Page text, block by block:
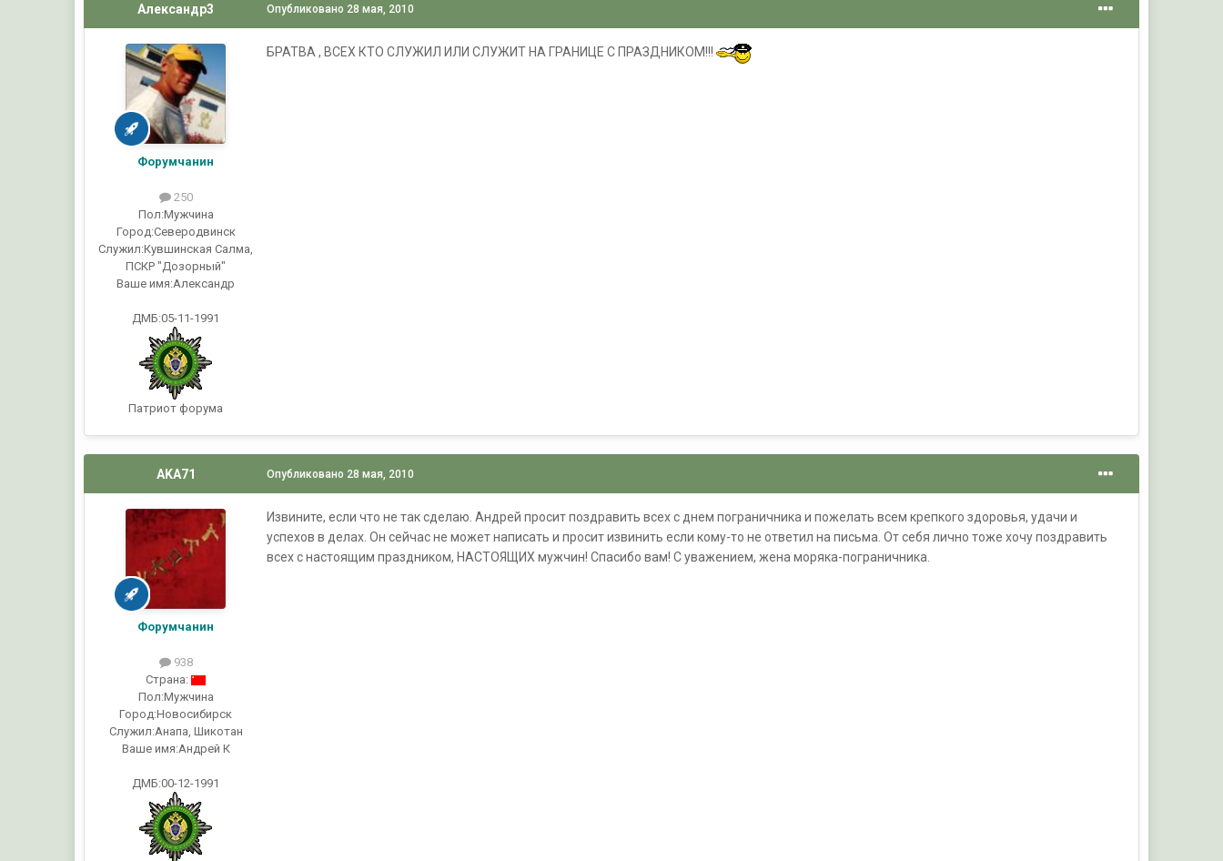
Александр3
Форумчанин
250
Пол:Мужчина
Город:Северодвинск
Служил:Кувшинская Салма,
ПСКР "Дозорный"
Ваше имя:Александр
ДМБ:05-11-1991
Патриот форума
Опубликовано 28 мая, 2010
БРАТВА , ВСЕХ КТО СЛУЖИЛ ИЛИ СЛУЖИТ НА ГРАНИЦЕ С ПРАЗДНИКОМ!!!
AKA71
Форумчанин
938
Страна:
Пол:Мужчина
Город:Новосибирск
Служил:Анапа, Шикотан
Ваше имя:Андрей К
ДМБ:00-12-1991
Опубликовано 28 мая, 2010
Извините, если что не так сделаю. Андрей просит поздравить всех с днем пограничника и пожелать всем крепкого здоровья, удачи и
успехов в делах. Он сейчас не может написать и просит извинить если кому-то не ответил на письма. От себя лично тоже хочу поздравить
всех с настоящим праздником, НАСТОЯЩИХ мужчин! Спасибо вам! С уважением, жена моряка-пограничника.